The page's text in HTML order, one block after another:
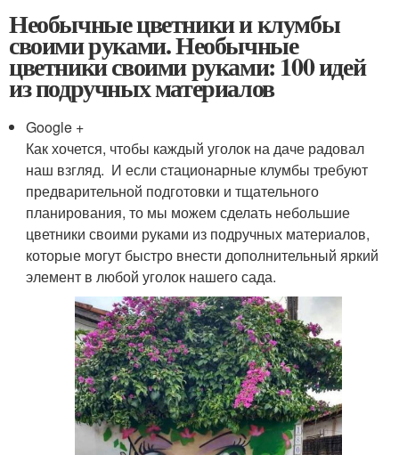
Необычные цветники и клумбы
своими руками. Необычные
цветники своими руками: 100 идей
из подручных материалов
Google +
Как хочется, чтобы каждый уголок на даче радовал
наш взгляд. И если стационарные клумбы требуют
предварительной подготовки и тщательного
планирования, то мы можем сделать небольшие
цветники своими руками из подручных материалов,
которые могут быстро внести дополнительный яркий
элемент в любой уголок нашего сада.